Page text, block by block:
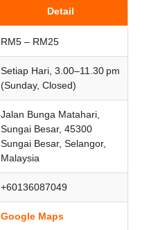
Detail
RM5 – RM25
Setiap Hari, 3.00–11.30 pm
(Sunday, Closed)
Jalan Bunga Matahari,
Sungai Besar, 45300
Sungai Besar, Selangor,
Malaysia
+60136087049
Google Maps